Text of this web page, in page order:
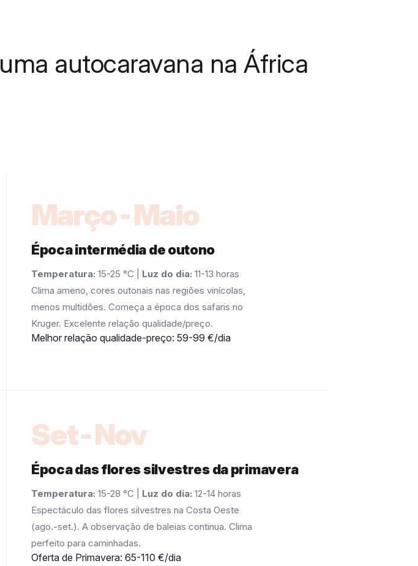
uma autocaravana na África
Março-Maio
Época intermédia de outono
Temperatura: 15-25 °C | Luz do dia: 11-13 horas
Clima ameno, cores outonais nas regiões vinícolas,
menos multidões. Começa a época dos safaris no
Kruger. Excelente relação qualidade/preço.
Melhor relação qualidade-preço: 59-99 €/dia
Set-Nov
Época das flores silvestres da primavera
Temperatura: 15-28 °C | Luz do dia: 12-14 horas
Espectáculo das flores silvestres na Costa Oeste
(ago.-set.). A observação de baleias continua. Clima
perfeito para caminhadas.
Oferta de Primavera: 65-110 €/dia